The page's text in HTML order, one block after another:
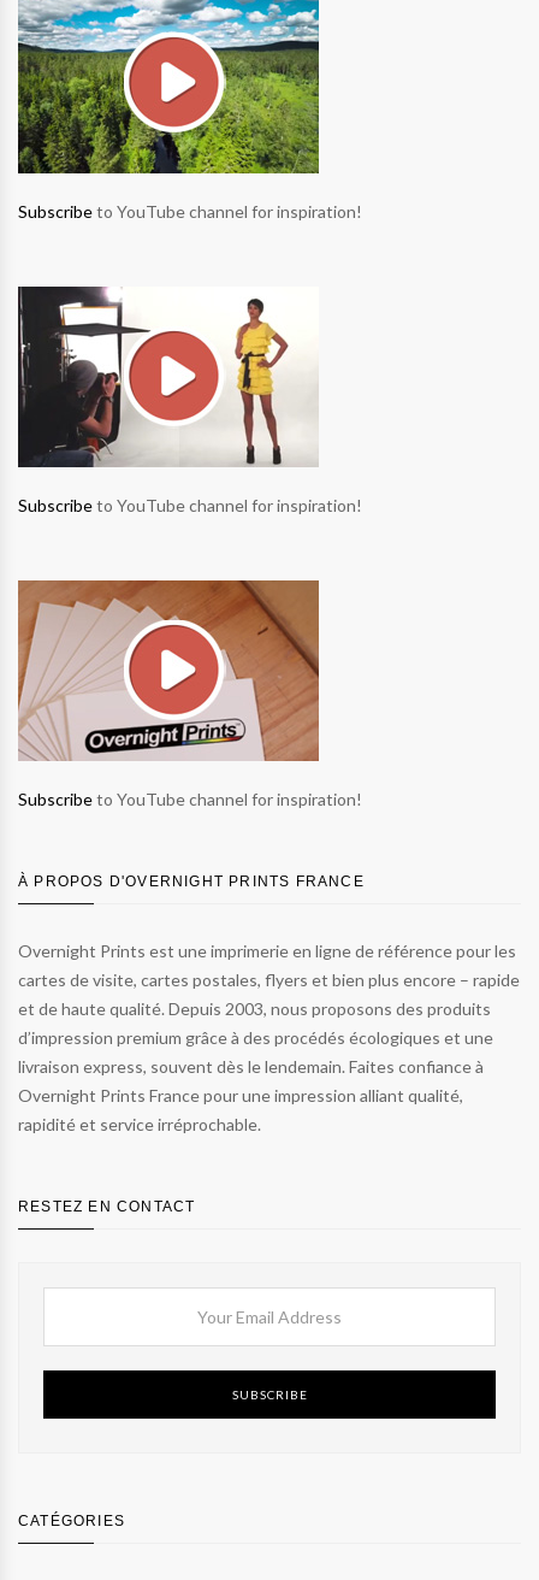
Subscribeto YouTube channel for inspiration!
Subscribeto YouTube channel for inspiration!
Subscribeto YouTube channel for inspiration!
À PROPOS D'OVERNIGHT PRINTS FRANCE
Overnight Prints est une imprimerie en ligne de référence pour les
cartes de visite, cartes postales, flyers et bien plus encore – rapide
et de haute qualité. Depuis 2003, nous proposons des produits
d’impression premium grâce à des procédés écologiques et une
livraison express, souvent dès le lendemain. Faites confiance à
Overnight Prints France pour une impression alliant qualité,
rapidité et service irréprochable.
RESTEZ EN CONTACT
SUBSCRIBE
CATÉGORIES